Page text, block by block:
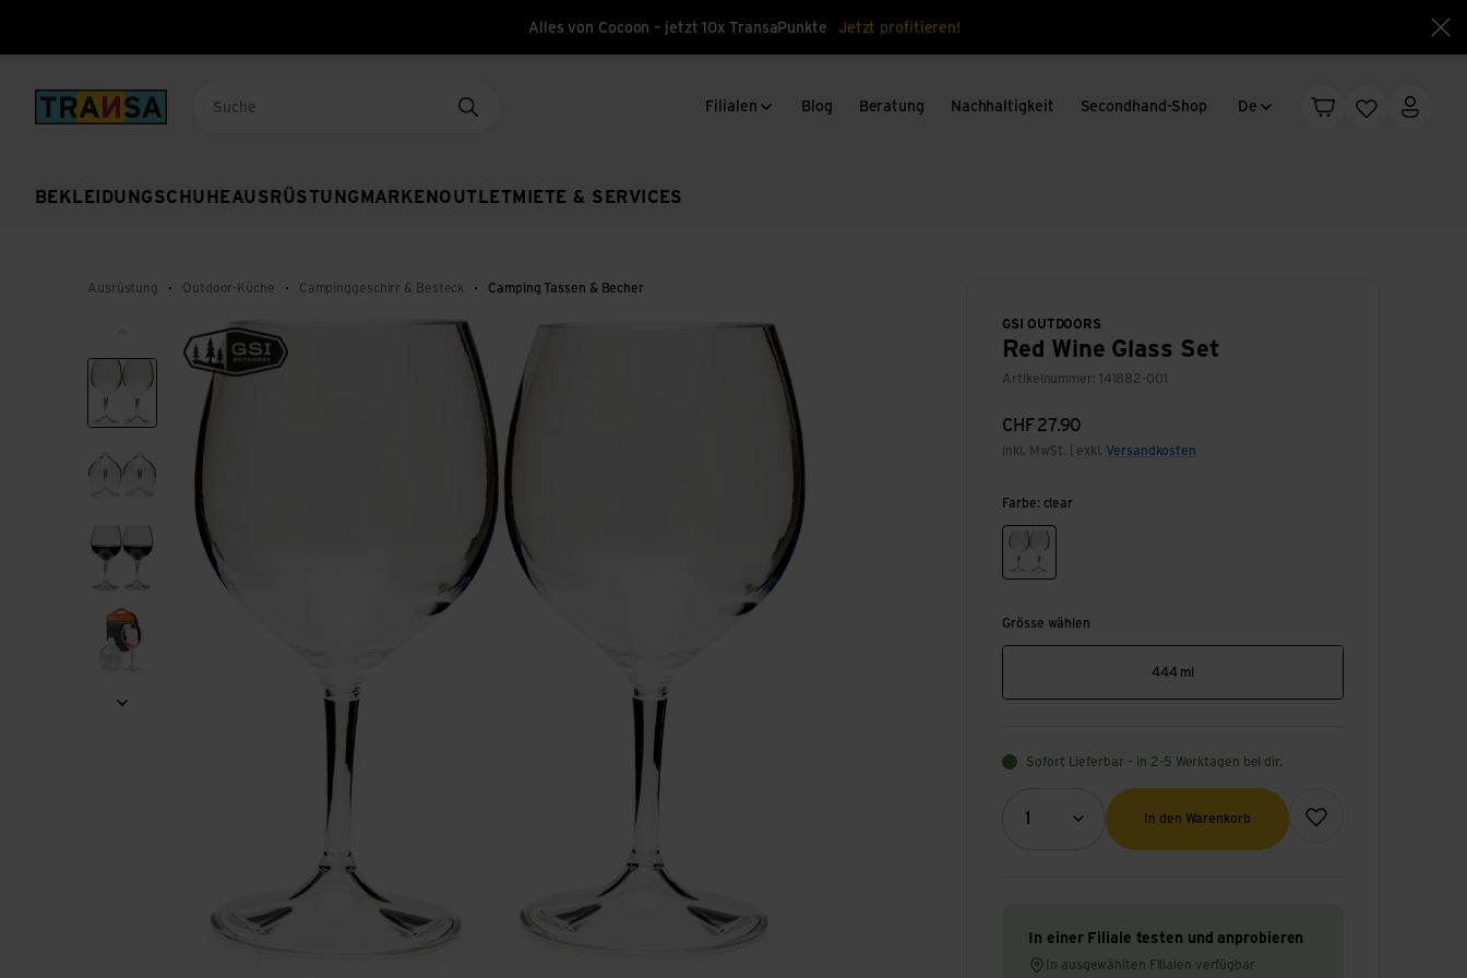
Alles von Cocoon – jetzt 10x TransaPunkte Jetzt profitieren!
Back to home Sprachwechsel
De
Warenkorb
MerklisteMein
BEKLEIDUNGSCHUHEAUSRÜSTUNG MARKEN OUTLET MIETE & SERVICES
Filialen Blog Beratung Nachhaltigkeit Secondhand-Shop
Ausrüstung Outdoor-Küche Campinggeschirr & Besteck Camping Tassen & Becher
GSI OUTDOORS
Red Wine Glass Set
Artikelnummer: 141882-001
CHF27.90
inkl. MwSt. | exkl. Versandkosten
Farbe: clear
clear
Grösse wählen
444 ml
Sofort Lieferbar – in 2-5 Werktagen bei dir.
1
Menge (Optional)
In den Warenkorb
Zur Wunschliste
In einer Filiale testen und anprobieren
In ausgewählten Filialen verfügbar